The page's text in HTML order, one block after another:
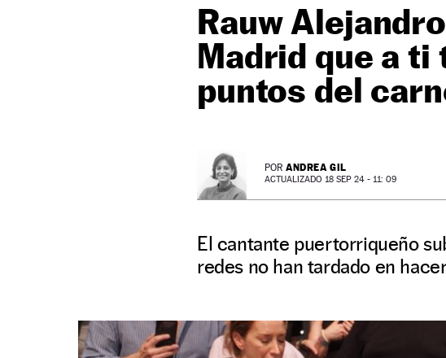
Rauw
Madrid que a
puntos del
POR ANDREA GIL
ACTUALIZADO 18 SEP 24 - 11: 09
El cantante puertorriqueño
redes no han tardado en